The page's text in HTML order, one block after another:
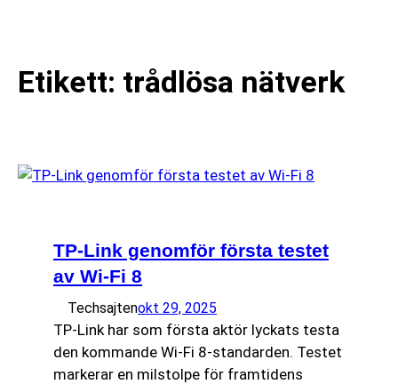
Etikett: trådlösa nätverk
TP-Link genomför första testet
av Wi-Fi 8
Techsajtenokt 29, 2025
TP-Link har som första aktör lyckats testa
den kommande Wi-Fi 8-standarden. Testet
markerar en milstolpe för framtidens